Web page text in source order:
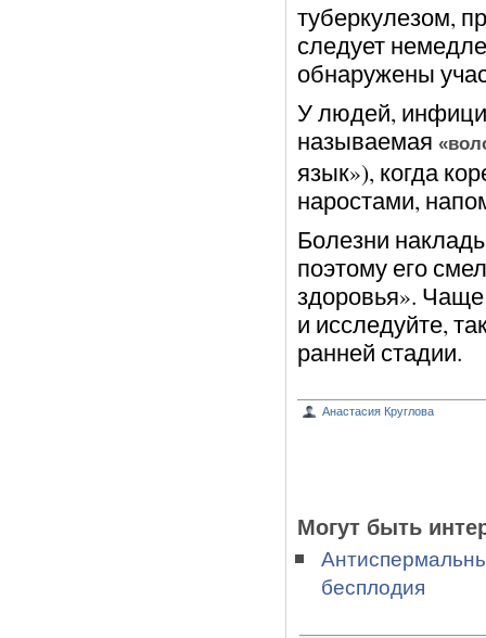
туберкулезом,
следует
обнаружены
У людей,
называемая
язык»), когда
наростами,
Болезни
поэтому его
здоровья». Чаще
и исследуйте,
ранней стадии.
Анастасия Круглова
Могут быть
бесплодия